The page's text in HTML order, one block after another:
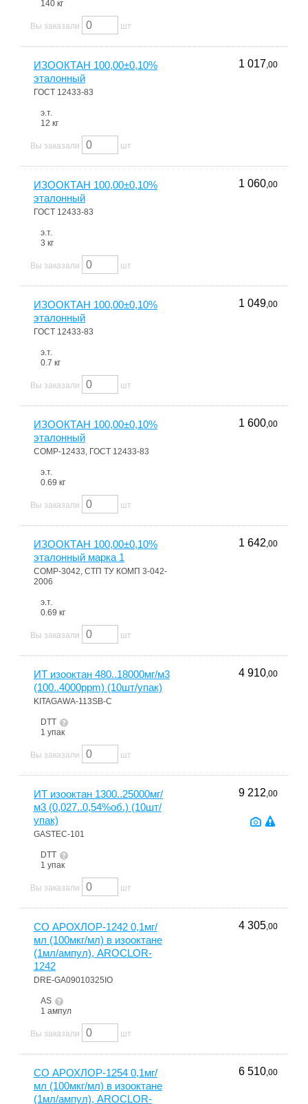
140 кг
Вы заказали шт
ИЗООКТАН 100,00±0,10%
эталонный
ГОСТ 12433-83
э.т.
12 кг
1 017,00
Вы заказали шт
ИЗООКТАН 100,00±0,10%
эталонный
ГОСТ 12433-83
э.т.
3 кг
1 060,00
Вы заказали шт
ИЗООКТАН 100,00±0,10%
эталонный
ГОСТ 12433-83
э.т.
0.7 кг
1 049,00
Вы заказали шт
ИЗООКТАН 100,00±0,10%
эталонный
COMP-12433, ГОСТ 12433-83
э.т.
0.69 кг
1 600,00
Вы заказали шт
ИЗООКТАН 100,00±0,10%
эталонный марка 1
COMP-3042, СТП ТУ КОМП 3-042-
2006
э.т.
0.69 кг
1 642,00
Вы заказали шт
ИТ изооктан 480..18000мг/м3
(100..4000ppm) (10шт/упак)
KITAGAWA-113SB-C
DTT
1 упак
4 910,00
Вы заказали шт
ИТ изооктан 1300..25000мг/
м3 (0,027..0,54%об.) (10шт/
упак)
GASTEC-101
DTT
1 упак
9 212,00
Вы заказали шт
СО АРОХЛОР-1242 0,1мг/
мл (100мкг/мл) в изооктане
(1мл/ампул), AROCLOR-
1242
DRE-GA09010325IO
AS
1 ампул
4 305,00
Вы заказали шт
СО АРОХЛОР-1254 0,1мг/
мл (100мкг/мл) в изооктане
(1мл/ампул), AROCLOR-
6 510,00